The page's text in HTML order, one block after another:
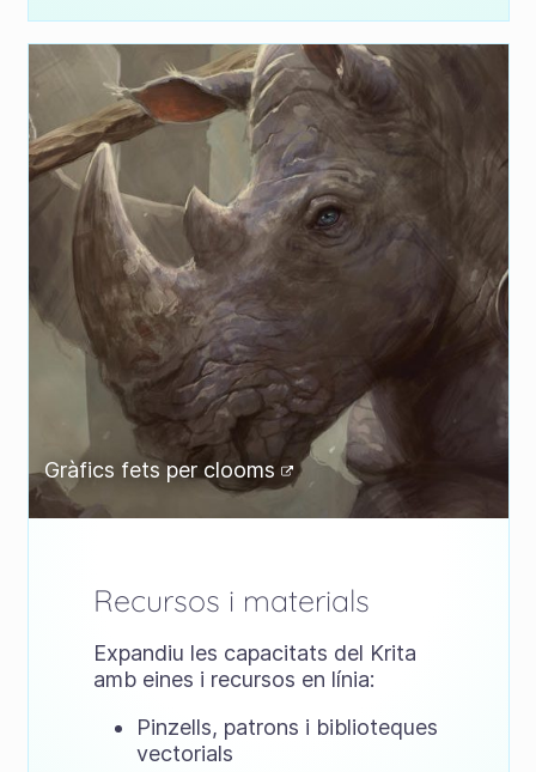
Gràfics fets per clooms
Recursos i materials
Expandiu les capacitats del Krita
amb eines i recursos en línia:
Pinzells, patrons i biblioteques
vectorials